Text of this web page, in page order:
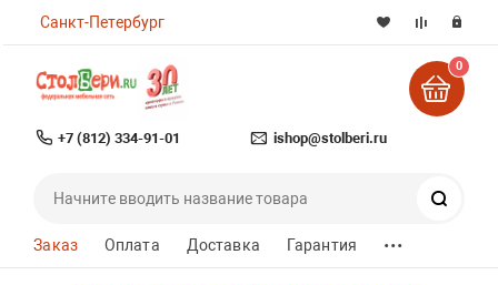
Санкт-Петербург
+7 (812) 334-91-01 ishop@stolberi.ru
0
Заказ Оплата Доставка Гарантия ...